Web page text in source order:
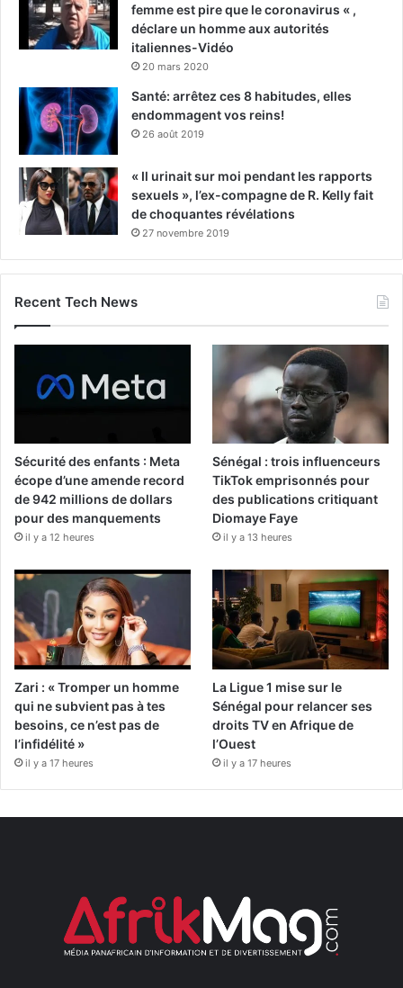
femme est pire que le coronavirus « ,
déclare un homme aux autorités
italiennes-Vidéo
20 mars 2020
Santé: arrêtez ces 8 habitudes, elles
endommagent vos reins!
26 août 2019
« Il urinait sur moi pendant les rapports
sexuels », l’ex-compagne de R. Kelly fait
de choquantes révélations
27 novembre 2019
Recent Tech News
Sécurité des enfants : Meta
écope d’une amende record
de 942 millions de dollars
pour des manquements
il y a 12 heures
Sénégal : trois influenceurs
TikTok emprisonnés pour
des publications critiquant
Diomaye Faye
il y a 13 heures
Zari : « Tromper un homme
qui ne subvient pas à tes
besoins, ce n’est pas de
l’infidélité »
il y a 17 heures
La Ligue 1 mise sur le
Sénégal pour relancer ses
droits TV en Afrique de
l’Ouest
il y a 17 heures